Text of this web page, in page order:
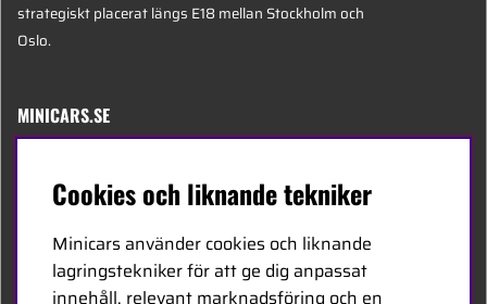
strategiskt placerat längs E18 mellan Stockholm och
Oslo.
MINICARS.SE
Bli återförsäljare
Cookies och liknande tekniker
Minicars använder cookies och liknande
lagringstekniker för att ge dig anpassat
innehåll, relevant marknadsföring och en